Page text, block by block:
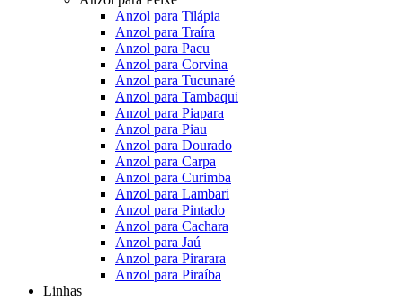
Anzol para Tilápia
Anzol para Traíra
Anzol para Pacu
Anzol para Corvina
Anzol para Tucunaré
Anzol para Tambaqui
Anzol para Piapara
Anzol para Piau
Anzol para Dourado
Anzol para Carpa
Anzol para Curimba
Anzol para Lambari
Anzol para Pintado
Anzol para Cachara
Anzol para Jaú
Anzol para Pirarara
Anzol para Piraíba
Linhas